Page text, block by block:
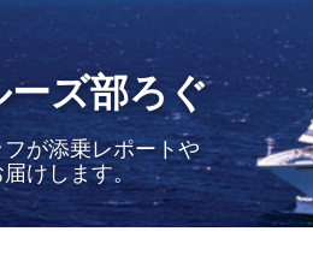
ズ部ろぐ
が添乗レポートや
けします。